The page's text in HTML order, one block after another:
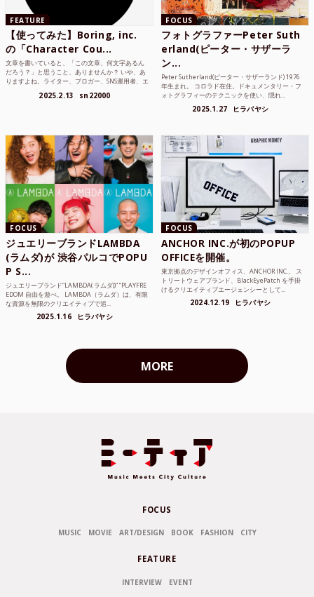
FEATURE
【使ってみた】Boring, inc.
の「Character Cou...
文章を書いていると、「この文章、何文字あるん
だろう？」と思うこと、ありませんか？ いや、あ
りますよね。ライター、ブロガー、SNS運用者、エ
2025.2.13 sn22000
FOCUS
フォトグラファーPeter Suth
erland(ピーター・サザーラ
ン...
Peter Sutherland(ピーター・サザーランド) 1976
年生まれ。 コロラド在住。ドキュメンタリー・フ
ォトグラフィーのテクニックを使い、隠れ...
2025.1.27 ヒラバヤシ
FOCUS
ジュエリーブランドLAMBDA
(ラムダ)が 渋谷パルコでPOPU
P S...
ジュエリーブランド“LAMBDA( ラムダ))” “PLAYFRE
EDOM 自由を遊べ。 LAMBDA（ラムダ）は、有限
な資源を無限のクリエイティブで追...
2025.1.16 ヒラバヤシ
FOCUS
ANCHOR INC.が初のPOPUP
OFFICEを開催。
東京拠点のデザインオフィス、ANCHOR INC.。 ス
トリートウェアブランド、BlackEyePatch を手掛
けるクリエイティブエージェンシーとして...
2024.12.19 ヒラバヤシ
MORE
FOCUS
MUSIC MOVIE ART/DESIGN BOOK FASHION CITY
FEATURE
INTERVIEW EVENT